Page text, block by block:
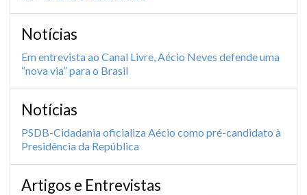
Notícias
Em entrevista ao Canal Livre, Aécio Neves defende uma
“nova via” para o Brasil
Notícias
PSDB-Cidadania oficializa Aécio como pré-candidato à
Presidência da República
Artigos e Entrevistas